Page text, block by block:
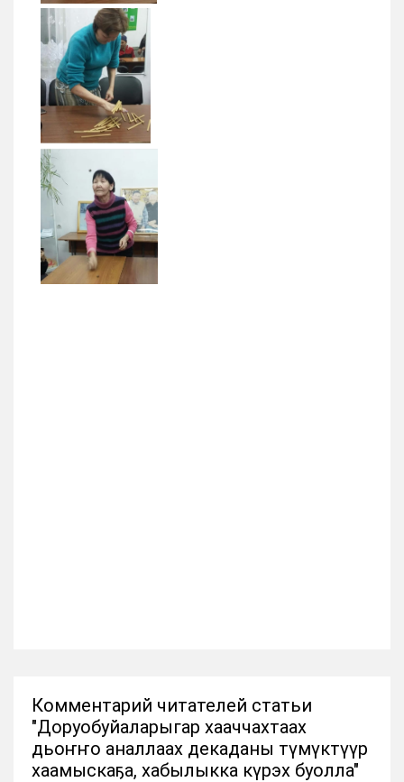
Комментарий читателей статьи
"Доруобуйаларыгар хааччахтаах
дьоҥҥо аналлаах декаданы түмүктүүр
хаамыскаҕа, хабылыкка күрэх буолла"